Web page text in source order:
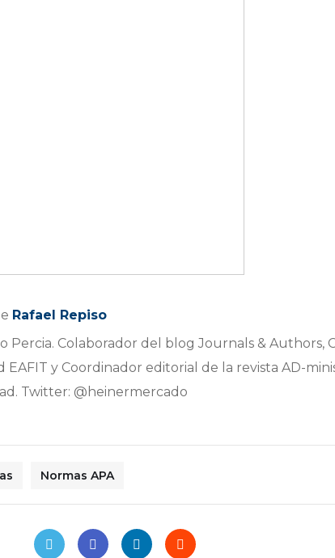
Rafael Repiso
Percia. Colaborador del blog Journals & Authors,
y Coordinador editorial de la revista AD-
Twitter: @heinermercado
Normas APA